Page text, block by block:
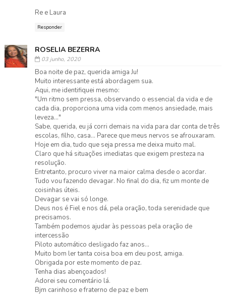
Re e Laura
Responder
ROSELIA BEZERRA
03 junho, 2020
Boa noite de paz, querida amiga Ju!
Muito interessante está abordagem sua.
Aqui, me identifiquei mesmo:
"Um ritmo sem pressa, observando o essencial da vida e de
cada dia, proporciona uma vida com menos ansiedade, mais
leveza..."
Sabe, querida, eu já corri demais na vida para dar conta de três
escolas, filho, casa... Parece que meus nervos se afrouxaram.
Hoje em dia, tudo que seja pressa me deixa muito mal.
Claro que há situações imediatas que exigem presteza na
resolução.
Entretanto, procuro viver na maior calma desde o acordar.
Tudo vou fazendo devagar. No final do dia, fiz um monte de
coisinhas úteis.
Devagar se vai só longe.
Deus nos é Fiel e nos dá, pela oração, toda serenidade que
precisamos.
Também podemos ajudar às pessoas pela oração de
intercessão
Piloto automático desligado faz anos...
Muito bom ler tanta coisa boa em deu post, amiga.
Obrigada por este momento de paz.
Tenha dias abençoados!
Adorei seu comentário lá.
Bjm carinhoso e fraterno de paz e bem